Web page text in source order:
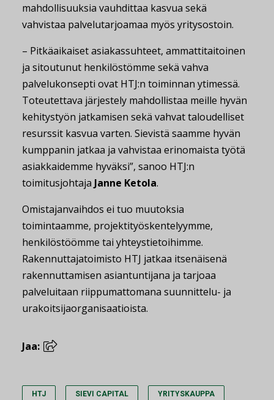
mahdollisuuksia vauhdittaa kasvua sekä
vahvistaa palvelutarjoamaa myös yritysostoin.
– Pitkäaikaiset asiakassuhteet, ammattitaitoinen
ja sitoutunut henkilöstömme sekä vahva
palvelukonsepti ovat HTJ:n toiminnan ytimessä.
Toteutettava järjestely mahdollistaa meille hyvän
kehitystyön jatkamisen sekä vahvat taloudelliset
resurssit kasvua varten. Sievistä saamme hyvän
kumppanin jatkaa ja vahvistaa erinomaista työtä
asiakkaidemme hyväksi”, sanoo HTJ:n
toimitusjohtaja Janne Ketola.
Omistajanvaihdos ei tuo muutoksia
toimintaamme, projektityöskentelyymme,
henkilöstöömme tai yhteystietoihimme.
Rakennuttajatoimisto HTJ jatkaa itsenäisenä
rakennuttamisen asiantuntijana ja tarjoaa
palveluitaan riippumattomana suunnittelu- ja
urakoitsijaorganisaatioista.
Jaa:
HTJ SIEVI CAPITAL YRITYSKAUPPA